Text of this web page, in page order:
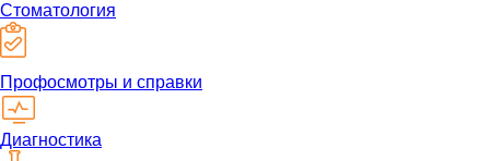
Стоматология
Профосмотры и справки
Диагностика